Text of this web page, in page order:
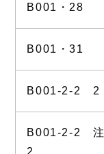
B001・28
B001・31
B001-2-2 2
B001-2-2 注
2